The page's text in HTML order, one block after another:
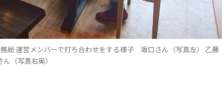
局 運営メンバーで打ち合わせをする様子 坂口さん（写真左） 乙藤
（写真右奥）